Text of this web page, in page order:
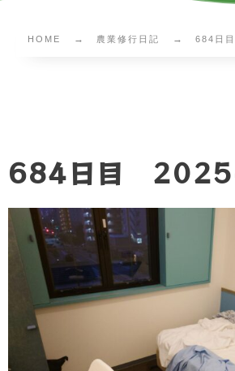
HOME 農業修行日記 684日
684日目